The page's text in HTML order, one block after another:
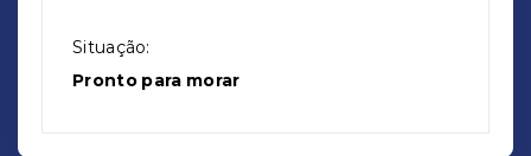
Situação:
Pronto para morar